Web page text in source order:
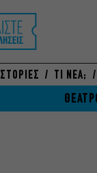
ΙΣΤΟΡΙΕΣ ΤΙ ΝΕΑ;